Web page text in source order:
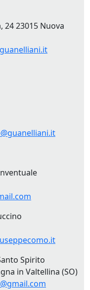
24 23015 Nuova
Spirito
in Valtellina (SO)